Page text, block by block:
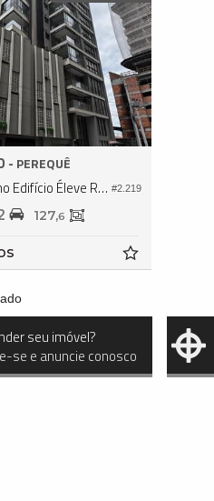
#2.219
- PEREQUÊ
Apartamento no Edifício Éleve Residence
127,6
seu imóvel?
se e anuncie conosco